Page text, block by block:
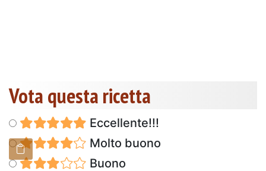
Vota questa ricetta
Eccellente!!!
Molto buono
Buono